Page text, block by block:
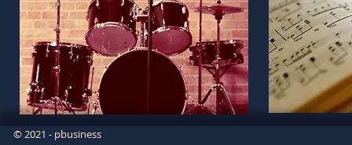
© 2021 - pbusiness